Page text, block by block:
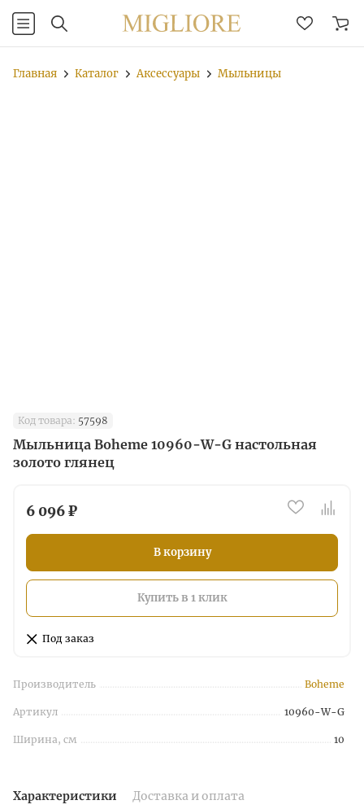
Главная Каталог Аксессуары Мыльницы
Код товара: 57598
Мыльница Boheme 10960-W-G настольная
золото глянец
6 096 ₽
В корзину
Купить в 1 клик
Под заказ
Производитель Boheme
Артикул 10960-W-G
Ширина, см 10
Характеристики Доставка и оплата